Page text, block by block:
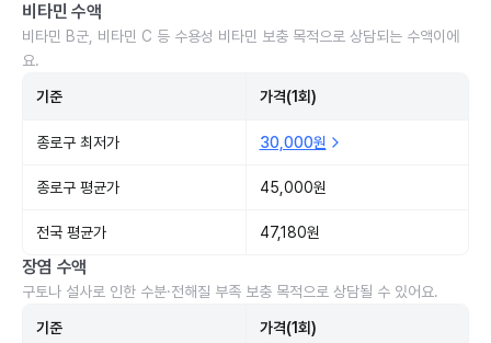
비타민 수액
비타민 B군, 비타민 C 등 수용성 비타민 보충 목적으로 상담되는 수액이에
요.
기준 가격(1회)
종로구 최저가 30,000원
종로구 평균가 45,000원
전국 평균가 47,180원
장염 수액
구토나 설사로 인한 수분·전해질 부족 보충 목적으로 상담될 수 있어요.
기준 가격(1회)